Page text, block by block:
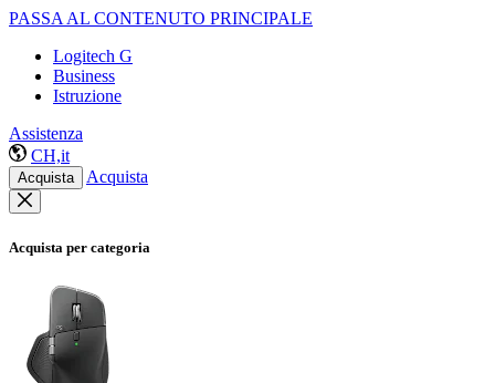
PASSA AL CONTENUTO PRINCIPALE
Logitech G
Business
Istruzione
Assistenza
CH,it
Acquista Acquista
Acquista per categoria